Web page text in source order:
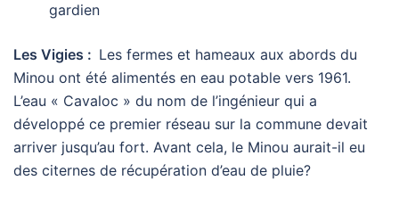
gardien
Les Vigies : Les fermes et hameaux aux abords du
Minou ont été alimentés en eau potable vers 1961.
L’eau « Cavaloc » du nom de l’ingénieur qui a
développé ce premier réseau sur la commune devait
arriver jusqu’au fort. Avant cela, le Minou aurait-il eu
des citernes de récupération d’eau de pluie?